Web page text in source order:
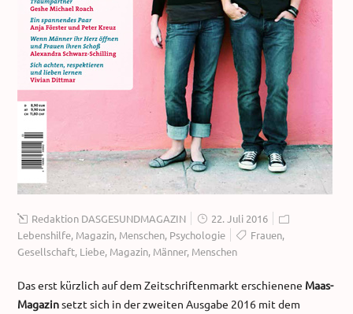
Redaktion DASGESUNDMAGAZIN
22. Juli 2016
Lebenshilfe, Magazin, Menschen, Psychologie Frauen,
Gesellschaft, Liebe, Magazin, Männer, Menschen
Das erst kürzlich auf dem Zeitschriftenmarkt erschienene Maas-
Magazinsetzt sich in der zweiten Ausgabe 2016 mit dem